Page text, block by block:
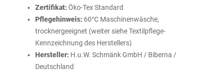
Zertifikat:Öko-Tex Standard
Pflegehinweis: 60°C Maschinenwäsche,
trocknergeeignet (weiter siehe Textilpflege-
Kennzeichnung des Herstellers)
Hersteller: H.u.W. Schmänk GmbH / Biberna /
Deutschland